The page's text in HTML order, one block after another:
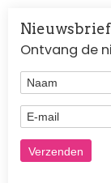
Nieuwsbrief
Ontvang de
Naam
E-mail